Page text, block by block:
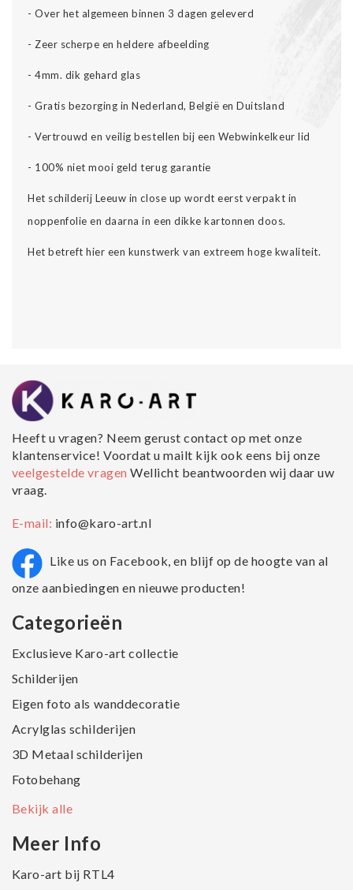
- Over het algemeen binnen 3 dagen geleverd
- Zeer scherpe en heldere afbeelding
- 4mm. dik gehard glas
- Gratis bezorging in Nederland, België en Duitsland
-Vertrouwd en veilig bestellen bij een Webwinkelkeur lid
- 100% niet mooi geld terug garantie
Het schilderij Leeuw in close up wordt eerst verpakt in
noppenfolie en daarna in een dikke kartonnen doos.
Het betreft hier een kunstwerk van extreem hoge kwaliteit.
Heeft u vragen? Neem gerust contact op met onze
klantenservice! Voordat u mailt kijk ook eens bij onze
veelgestelde vragenWellicht beantwoorden wij daar uw
vraag.
E-mail: info@karo-art.nl
Like us on Facebook, en blijf op de hoogte van al
onze aanbiedingen en nieuwe producten!
Categorieën
Exclusieve Karo-art collectie
Schilderijen
Eigen foto als wanddecoratie
Acrylglas schilderijen
3D Metaal schilderijen
Fotobehang
Bekijk alle
Meer Info
Karo-art bij RTL4